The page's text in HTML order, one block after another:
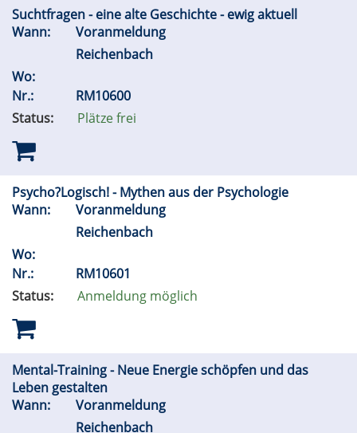
Suchtfragen - eine alte Geschichte - ewig aktuell
Wann:
Voranmeldung
Reichenbach
Wo:
Nr.:
RM10600
Status:
Plätze frei
Psycho?Logisch! - Mythen aus der Psychologie
Wann:
Voranmeldung
Reichenbach
Wo:
Nr.:
RM10601
Status:
Anmeldung möglich
Mental-Training - Neue Energie schöpfen und das
Leben gestalten
Wann:
Voranmeldung
Reichenbach